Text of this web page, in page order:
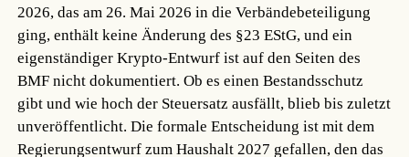
2026, das am 26. Mai 2026 in die Verbändebeteiligung
ging, enthält keine Änderung des §23 EStG, und ein
eigenständiger Krypto-Entwurf ist auf den Seiten des
BMF nicht dokumentiert. Ob es einen Bestandsschutz
gibt und wie hoch der Steuersatz ausfällt, blieb bis zuletzt
unveröffentlicht. Die formale Entscheidung ist mit dem
Regierungsentwurf zum Haushalt 2027 gefallen, den das